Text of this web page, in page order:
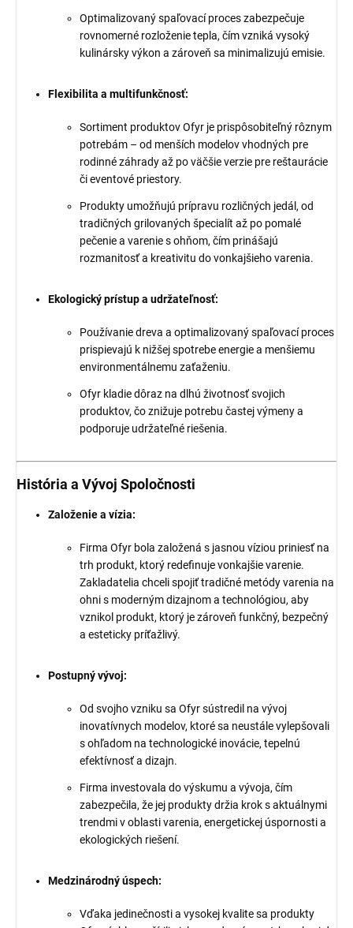
Optimalizovaný spaľovací proces zabezpečuje
rovnomerné rozloženie tepla, čím vzniká vysoký
kulinársky výkon a zároveň sa minimalizujú emisie.
Flexibilita a multifunkčnosť:
Sortiment produktov Ofyr je prispôsobiteľný rôznym
potrebám – od menších modelov vhodných pre
rodinné záhrady až po väčšie verzie pre reštaurácie
či eventové priestory.
Produkty umožňujú prípravu rozličných jedál, od
tradičných grilovaných špecialít až po pomalé
pečenie a varenie s ohňom, čím prinášajú
rozmanitosť a kreativitu do vonkajšieho varenia.
Ekologický prístup a udržateľnosť:
Používanie dreva a optimalizovaný spaľovací proces
prispievajú k nižšej spotrebe energie a menšiemu
environmentálnemu zaťaženiu.
Ofyr kladie dôraz na dlhú životnosť svojich
produktov, čo znižuje potrebu častej výmeny a
podporuje udržateľné riešenia.
História a Vývoj Spoločnosti
Založenie a vízia:
Firma Ofyr bola založená s jasnou víziou priniesť na
trh produkt, ktorý redefinuje vonkajšie varenie.
Zakladatelia chceli spojiť tradičné metódy varenia na
ohni s moderným dizajnom a technológiou, aby
vznikol produkt, ktorý je zároveň funkčný, bezpečný
a esteticky príťažlivý.
Postupný vývoj:
Od svojho vzniku sa Ofyr sústredil na vývoj
inovatívnych modelov, ktoré sa neustále vylepšovali
s ohľadom na technologické inovácie, tepelnú
efektívnosť a dizajn.
Firma investovala do výskumu a vývoja, čím
zabezpečila, že jej produkty držia krok s aktuálnymi
trendmi v oblasti varenia, energetickej úspornosti a
ekologických riešení.
Medzinárodný úspech:
Vďaka jedinečnosti a vysokej kvalite sa produkty